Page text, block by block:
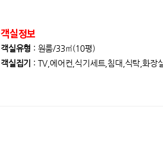
객실정보
객실유형 : 원룸/33㎡(10평)
객실집기
: TV,에어컨,식기세트,침대,식탁,화장